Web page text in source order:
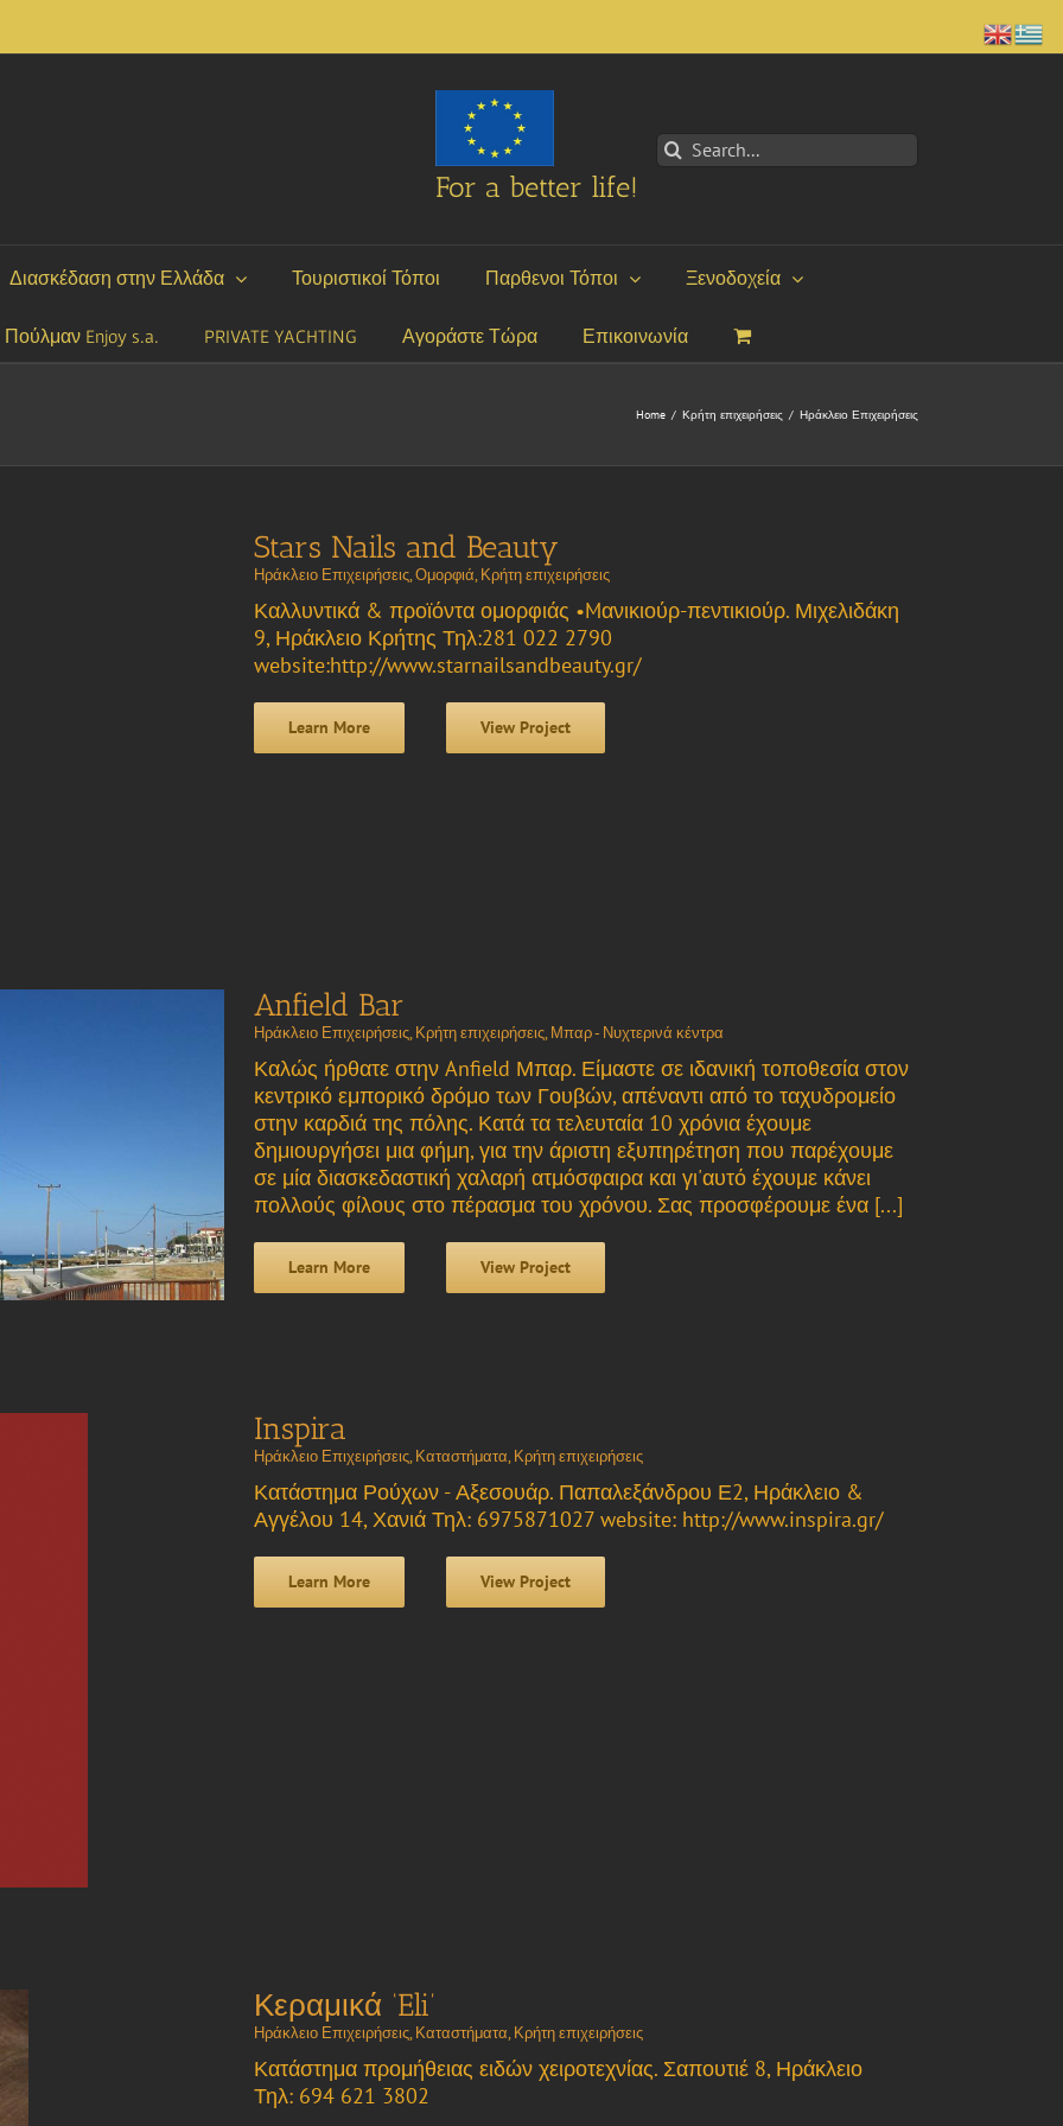
For a better life!
Search
for:
Διασκέδαση στην Ελλάδα Τουριστικοί Τόποι Παρθενοι Τόποι Ξενοδοχεία
Πούλμαν Enjoy s.a. PRIVATE YACHTING Αγοράστε Τώρα Επικοινωνία
Home / Κρήτη επιχειρήσεις / Ηράκλειο Επιχειρήσεις
Stars Nails and Beauty
Ηράκλειο Επιχειρήσεις,Ομορφιά, Κρήτη επιχειρήσεις
Καλλυντικά & προϊόντα ομορφιάς •Mανικιούρ-πεντικιούρ. Μιχελιδάκη
9, Ηράκλειο Κρήτης Τηλ:281 022 2790
website:http://www.starnailsandbeauty.gr/
Learn More View Project
Anfield Bar
Ηράκλειο Επιχειρήσεις, Κρήτη επιχειρήσεις, Μπαρ - Νυχτερινά κέντρα
Καλώς ήρθατε στην Anfield Μπαρ. Είμαστε σε ιδανική τοποθεσία στον
κεντρικό εμπορικό δρόμο των Γουβών, απέναντι από το ταχυδρομείο
στην καρδιά της πόλης. Κατά τα τελευταία 10 χρόνια έχουμε
δημιουργήσει μια φήμη, για την άριστη εξυπηρέτηση που παρέχουμε
σε μία διασκεδαστική χαλαρή ατμόσφαιρα και γι'αυτό έχουμε κάνει
πολλούς φίλους στο πέρασμα του χρόνου. Σας προσφέρουμε ένα [...]
Learn More View Project
Inspira
Ηράκλειο Επιχειρήσεις, Καταστήματα, Κρήτη επιχειρήσεις
Κατάστημα Ρούχων - Αξεσουάρ. Παπαλεξάνδρου Ε2, Ηράκλειο &
Αγγέλου 14, Χανιά Τηλ: 6975871027 website: http://www.inspira.gr/
Learn More View Project
Κεραμικά ‘Eli’
Ηράκλειο Επιχειρήσεις, Καταστήματα, Κρήτη επιχειρήσεις
Κατάστημα προμήθειας ειδών χειροτεχνίας. Σαπουτιέ 8, Ηράκλειο
Τηλ: 694 621 3802